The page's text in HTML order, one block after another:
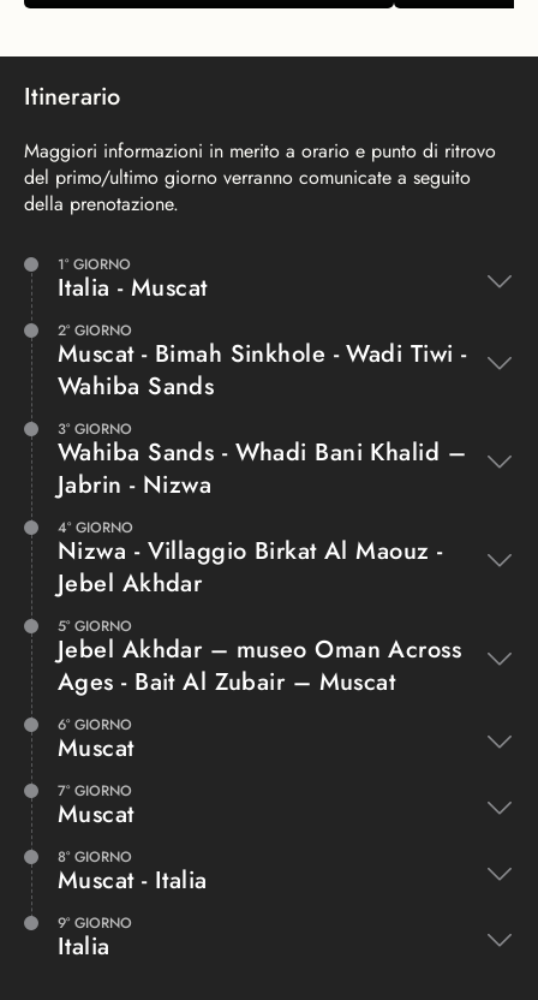
ESPERIENZE
Il deserto di Wahiba
Sands
ESPANDI
ESPERIENZE
Itinerario
Maggiori informazioni in merito a orario e punto di ritrovo
del primo/ultimo giorno verranno comunicate a seguito
della prenotazione.
1° GIORNO
Italia - Muscat
2° GIORNO
Muscat - Bimah Sinkhole - Wadi Tiwi -
Wahiba Sands
3° GIORNO
Wahiba Sands - Whadi Bani Khalid –
Jabrin - Nizwa
4° GIORNO
Nizwa - Villaggio Birkat Al Maouz -
Jebel Akhdar
5° GIORNO
Jebel Akhdar – museo Oman Across
Ages - Bait Al Zubair – Muscat
6° GIORNO
Muscat
7° GIORNO
Muscat
8° GIORNO
Muscat - Italia
9° GIORNO
Italia